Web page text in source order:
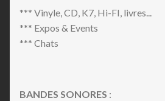
*** Vinyle, CD, K7, Hi-FI, livres...
*** Expos & Events
*** Chats
BANDES SONORES :